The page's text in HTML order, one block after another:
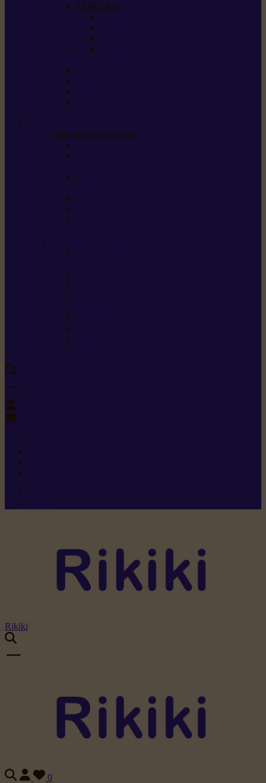
STIHL Kits
Vêtements de sécurité
Rikiki
0